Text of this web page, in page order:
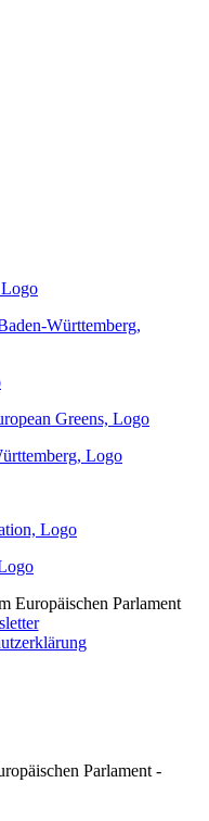
Europäischen Parlament
Parlament -